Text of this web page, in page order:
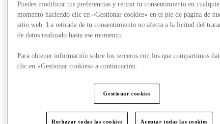
Servicios
Turismo
Búsqueda de empleo
Tarjeta regalo
Más
Puedes modificar tus preferencias y retirar tu consentimiento en
momento haciendo clic en «Gestionar cookies» en el pie de página de
sitio web. La retirada de tu consentimiento no afecta a la licitud del
de datos realizado hasta ese momento.
Para obtener información sobre los terceros con los que compartimos
clic en «Gestionar cookies» a continuación.
Gestionar cookies
Rechazar todas las cookies Aceptar todas las cookies